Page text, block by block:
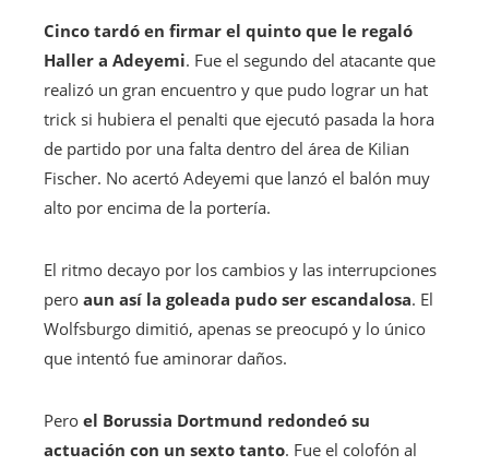
Cinco tardó en firmar el quinto que le regaló
Haller a Adeyemi. Fue el segundo del atacante que
realizó un gran encuentro y que pudo lograr un hat
trick si hubiera el penalti que ejecutó pasada la hora
de partido por una falta dentro del área de Kilian
Fischer. No acertó Adeyemi que lanzó el balón muy
alto por encima de la portería.
El ritmo decayo por los cambios y las interrupciones
pero aun así la goleada pudo ser escandalosa. El
Wolfsburgo dimitió, apenas se preocupó y lo único
que intentó fue aminorar daños.
Pero el Borussia Dortmund redondeó su
actuación con un sexto tanto. Fue el colofón al